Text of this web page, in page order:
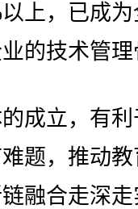
上，已成
的技术管
成立，有利
题，推动
融合走深